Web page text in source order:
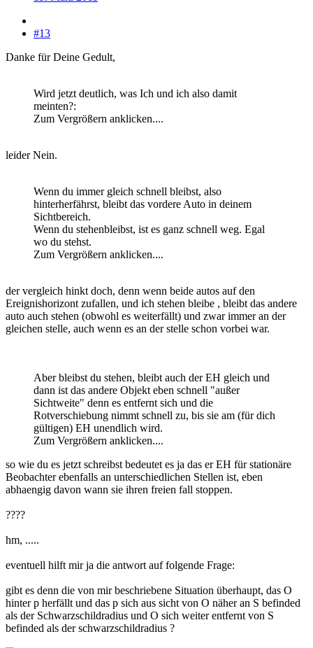
#13
Danke für Deine Gedult,
Wird jetzt deutlich, was Ich und ich also damit
meinten?:
Zum Vergrößern anklicken....
leider Nein.
Wenn du immer gleich schnell bleibst, also
hinterherfährst, bleibt das vordere Auto in deinem
Sichtbereich.
Wenn du stehenbleibst, ist es ganz schnell weg. Egal
wo du stehst.
Zum Vergrößern anklicken....
der vergleich hinkt doch, denn wenn beide autos auf den
Ereignishorizont zufallen, und ich stehen bleibe , bleibt das andere
auto auch stehen (obwohl es weiterfällt) und zwar immer an der
gleichen stelle, auch wenn es an der stelle schon vorbei war.
Aber bleibst du stehen, bleibt auch der EH gleich und
dann ist das andere Objekt eben schnell "außer
Sichtweite" denn es entfernt sich und die
Rotverschiebung nimmt schnell zu, bis sie am (für dich
gültigen) EH unendlich wird.
Zum Vergrößern anklicken....
so wie du es jetzt schreibst bedeutet es ja das er EH für stationäre
Beobachter ebenfalls an unterschiedlichen Stellen ist, eben
abhaengig davon wann sie ihren freien fall stoppen.
????
hm, .....
eventuell hilft mir ja die antwort auf folgende Frage:
gibt es denn die von mir beschriebene Situation überhaupt, das O
hinter p herfällt und das p sich aus sicht von O näher an S befinded
als der Schwarzschildradius und O sich weiter entfernt von S
befinded als der schwarzschildradius ?